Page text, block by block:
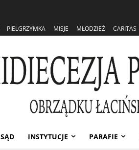
PIELGRZYMKA MISJE MŁODZIEŻ CARITAS
SĄD INSTYTUCJE PARAFIE